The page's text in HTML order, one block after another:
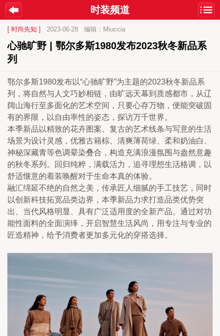
时装频道
[ 时尚先知 ] 2023-06-28 编辑：Miuccia
心驰旷野 | 鄂尔多斯1980发布2023秋冬新品系
列
鄂尔多斯1980发布以“心驰旷野”为主题的2023秋冬新品系
列，将自然与人文巧妙相链，由旷远天幕到质感都市，从辽
阔山海行至多面化的艺术空间，只要心存万物，便能突破固
有的界限，以自由率性的姿态，探访万千世界。
本季新品以精致的花卉图案、复古的艺术线条与写意的生活
场景为设计灵感，优雅古籍棕、清爽薄荷绿、柔和奶油白、
神秘深藏青等色调晕染叠合，构造充满浪漫氛围与盎然意趣
的秋冬系列。回归纯粹，满载活力，追寻理想生活格调，以
舒适惬意的着装唤醒对于生命本真的体验。
融汇绵延不绝的自然之美，传承匠人细腻的手工技艺，同时
以创新科技拓宽品类边界，本季新品力求打造品类优势突
出、当代风格明显、具有广泛适用度的全新产品。通过对功
能性面料的全面演绎，开启智慧生活风尚，用专注与专业的
匠造精神，给予消费者更加多元化的穿搭选择。